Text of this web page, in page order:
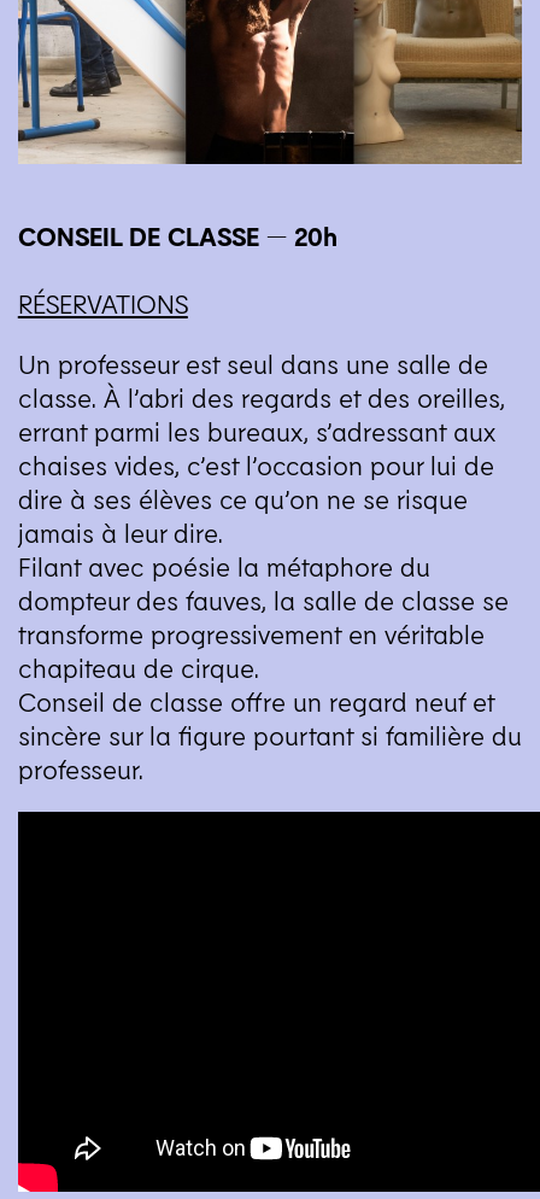
CONSEIL DE CLASSE— 20h
RÉSERVATIONS
Un professeur est seul dans une salle de
classe. À l’abri des regards et des oreilles,
errant parmi les bureaux, s’adressant aux
chaises vides, c’est l’occasion pour lui de
dire à ses élèves ce qu’on ne se risque
jamais à leur dire.
Filant avec poésie la métaphore du
dompteur des fauves, la salle de classe se
transforme progressivement en véritable
chapiteau de cirque.
Conseil de classe offre un regard neuf et
sincère sur la figure pourtant si familière du
professeur.